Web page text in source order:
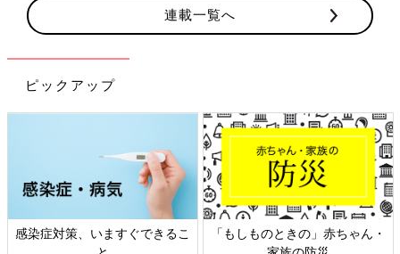
連載一覧へ
ピックアップ
ときの」赤ちゃん・
日本外来小児科学会リーフレッ
六星占術